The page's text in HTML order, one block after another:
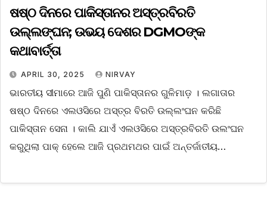
ଷଷ୍ଠ ଦିନରେ ପାକିସ୍ତାନର ଅସ୍ତ୍ରବିରତି
ଉଲ୍ଲଙ୍ଘନ; ଉଭୟ ଦେଶର DGMOଙ୍କ
କଥାବାର୍ତ୍ତା
APRIL 30, 2025 NIRVAY
ଭାରତୀୟ ସୀମାରେ ଆଜି ପୁଣି ପାକିସ୍ତାନର ଗୁଳିମାଡ଼ । ଲଗାତାର
ଷଷ୍ଠ ଦିନରେ ଏଲଓସିରେ ଅସ୍ତ୍ର ବିରତି ଉଲ୍ଲଂଘନ କରିଛି
ପାକିସ୍ତାନ ସେନା । କାଲି ଯାଏଁ ଏଲଓସିରେ ଅସ୍ତ୍ରବିରତି ଉଲଂଘନ
କରୁଥିଲା ପାକ୍ ହେଲେ ଆଜି ପ୍ରଥମଥର ପାଇଁ ଅନ୍ତର୍ଜାତୀୟ…